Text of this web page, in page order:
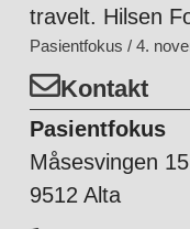
travelt. Hilsen
Pasientfokus 4.
Kontakt
Pasientfokus
Måsesvingen 15
9512 Alta